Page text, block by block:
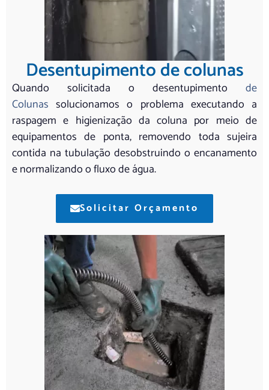
Desentupimento de colunas
Quando solicitada o desentupimento de
Colunas solucionamos o problema executando a
raspagem e higienização da coluna por meio de
equipamentos de ponta, removendo toda sujeira
contida na tubulação desobstruindo o encanamento
e normalizando o fluxo de água.
Solicitar Orçamento